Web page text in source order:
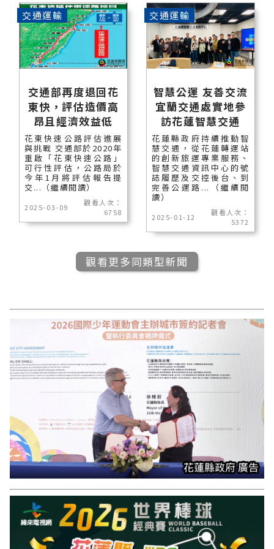
交通部再度退回花
東快，評估造價高
昂且經濟效益低
花東快速公路評估進展
與挑戰 交通部於2020年
重啟「花東快速公路」
可行性評估，公路局於
今年1月將評估報告提
交...（繼續閱讀）
2025-03-09
觀看人次：
6758
交通運輸
智慧公運 友善交流
宜蘭交通處實地參
訪花蓮智慧交通
花蓮縣政府持續推動智
慧交通，從花蓮轉運站
的創新旅運專業服務、
智慧交通資訊中心的號
誌履歷及交控後台、到
完善公運路...（繼續閱
讀）
2025-01-12
觀看人次：
5372
交通運輸
觀看更多同類型新聞